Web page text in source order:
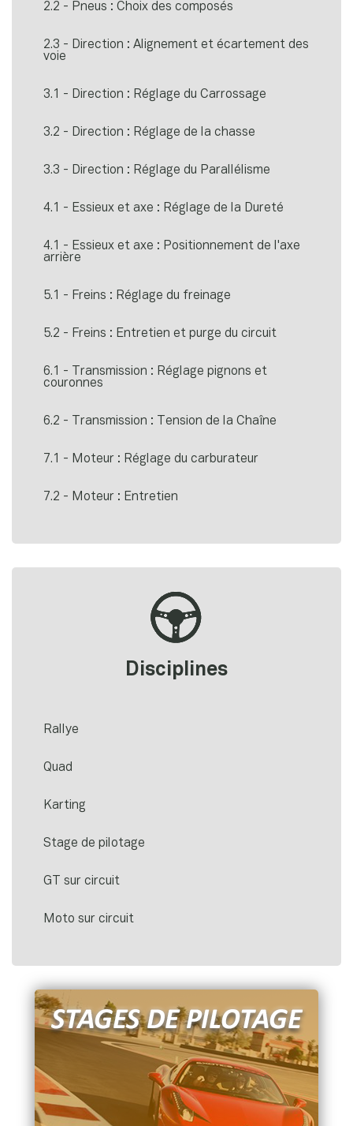
2.2 - Pneus : Choix des composés
2.3 - Direction : Alignement et écartement des
voie
3.1 - Direction : Réglage du Carrossage
3.2 - Direction : Réglage de la chasse
3.3 - Direction : Réglage du Parallélisme
4.1 - Essieux et axe : Réglage de la Dureté
4.1 - Essieux et axe : Positionnement de l'axe
arrière
5.1 - Freins : Réglage du freinage
5.2 - Freins : Entretien et purge du circuit
6.1 - Transmission : Réglage pignons et
couronnes
6.2 - Transmission : Tension de la Chaîne
7.1 - Moteur : Réglage du carburateur
7.2 - Moteur : Entretien
Disciplines
Rallye
Quad
Karting
Stage de pilotage
GT sur circuit
Moto sur circuit